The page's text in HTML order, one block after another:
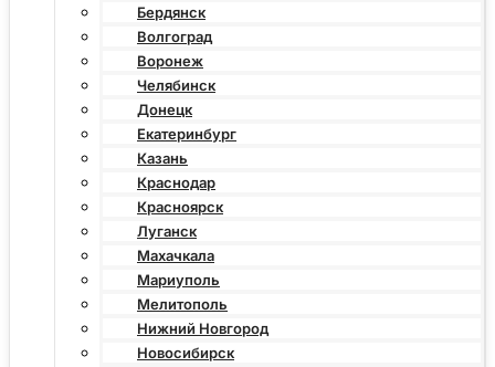
Бердянск
Волгоград
Воронеж
Челябинск
Донецк
Екатеринбург
Казань
Краснодар
Красноярск
Луганск
Махачкала
Мариуполь
Мелитополь
Нижний Новгород
Новосибирск